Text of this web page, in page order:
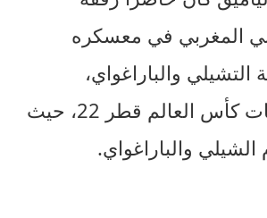
المغربي في معسكره
التشيلي والباراغواي،
استعدادا لنهائيات كأس العالم قطر 22، حيث
والباراغواي.